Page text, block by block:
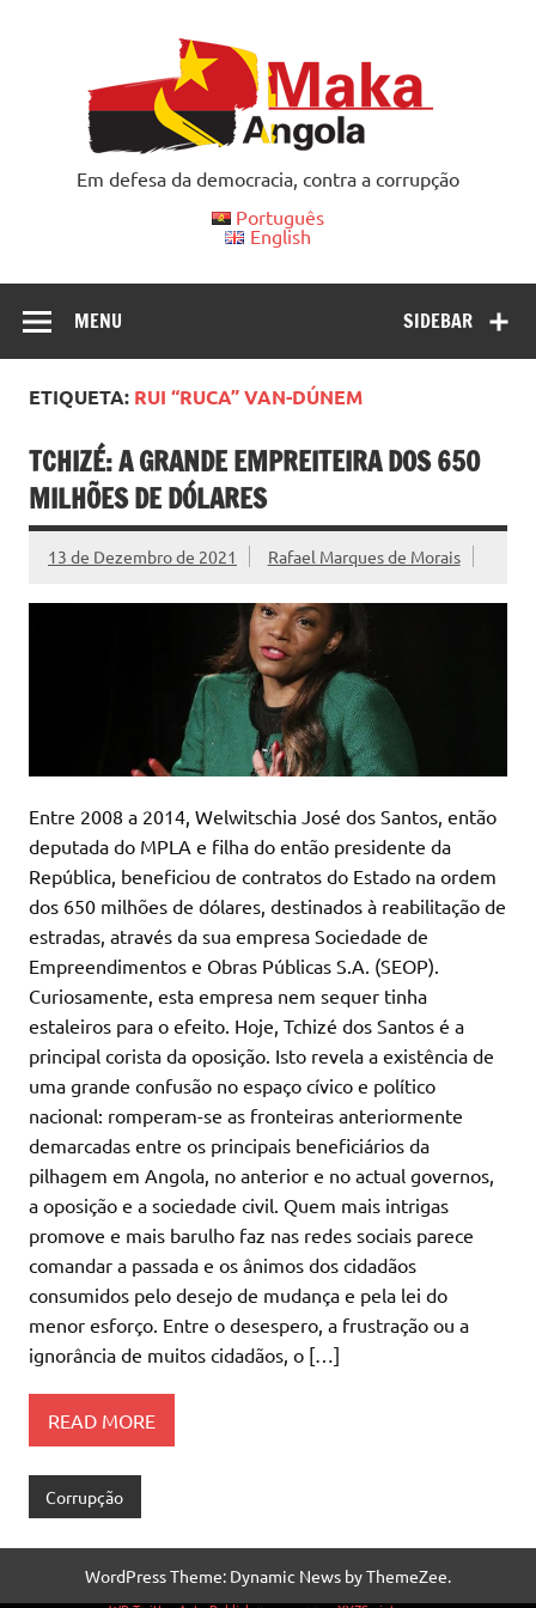
Em defesa da democracia, contra a corrupção
Português
English
SIDEBAR
MENU
ETIQUETA: RUI “RUCA” VAN-DÚNEM
TCHIZÉ: A GRANDE EMPREITEIRA DOS 650
MILHÕES DE DÓLARES
13 de Dezembro de 2021 Rafael Marques de Morais
Entre 2008 a 2014, Welwitschia José dos Santos, então
deputada do MPLA e filha do então presidente da
República, beneficiou de contratos do Estado na ordem
dos 650 milhões de dólares, destinados à reabilitação de
estradas, através da sua empresa Sociedade de
Empreendimentos e Obras Públicas S.A. (SEOP).
Curiosamente, esta empresa nem sequer tinha
estaleiros para o efeito. Hoje, Tchizé dos Santos é a
principal corista da oposição. Isto revela a existência de
uma grande confusão no espaço cívico e político
nacional: romperam-se as fronteiras anteriormente
demarcadas entre os principais beneficiários da
pilhagem em Angola, no anterior e no actual governos,
a oposição e a sociedade civil. Quem mais intrigas
promove e mais barulho faz nas redes sociais parece
comandar a passada e os ânimos dos cidadãos
consumidos pelo desejo de mudança e pela lei do
menor esforço. Entre o desespero, a frustração ou a
ignorância de muitos cidadãos, o […]
READ MORE
Corrupção
WordPress Theme: Dynamic News by ThemeZee.